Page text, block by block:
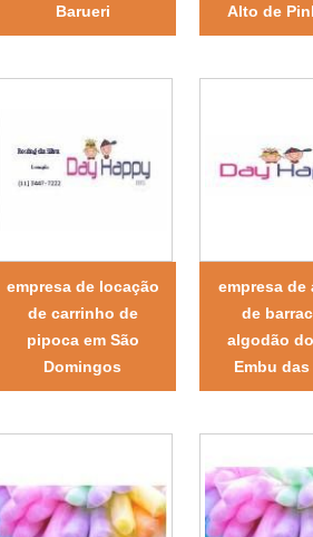
Barueri
Alto de
empresa de locação
de carrinho de
pipoca em São
Domingos
empresa de
de
algodão
Embu